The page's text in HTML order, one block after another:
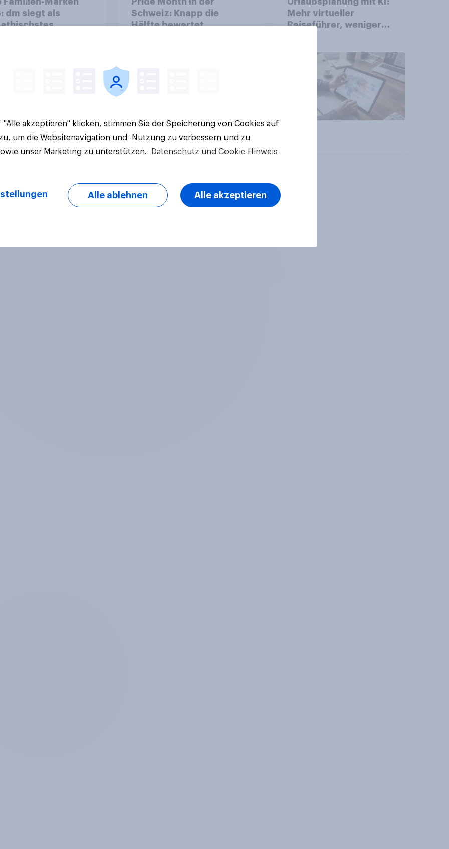
dm siegt als
Schweiz: Knapp die
Hälfte bewertet
Artikel
Mehr virtueller
Reiseführer, weniger
"Alle akzeptieren" klicken, stimmen Sie der Speicherung von Cookies auf
zu, um die Websitenavigation und -Nutzung zu verbessern und zu
unser Marketing zu unterstützen.
Datenschutz und Cookie-Hinweis
Alle ablehnen Alle akzeptieren